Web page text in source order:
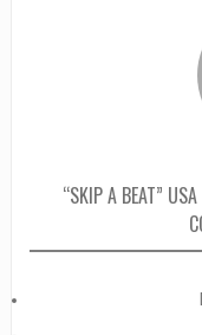
“SKIP A BEAT”